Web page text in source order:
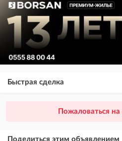
Быстрая сделка
Пожаловаться
Поделиться этим объявлением